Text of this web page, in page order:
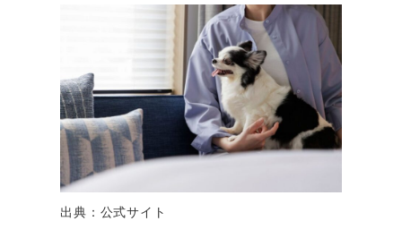
出典：公式サイト